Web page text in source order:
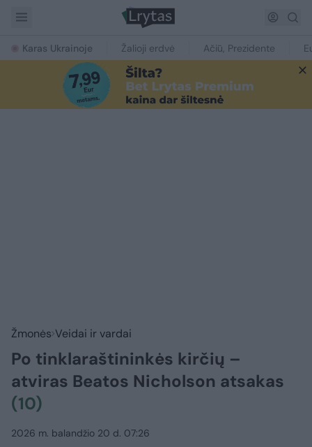
Karas Ukrainoje Žalioji erdvė Ačiū, Prezidente
Žmonės Veidai ir vardai
Po tinklaraštininkės kirčių –
atviras Beatos Nicholson atsakas
(10)
2026 m. balandžio 20 d. 07:26